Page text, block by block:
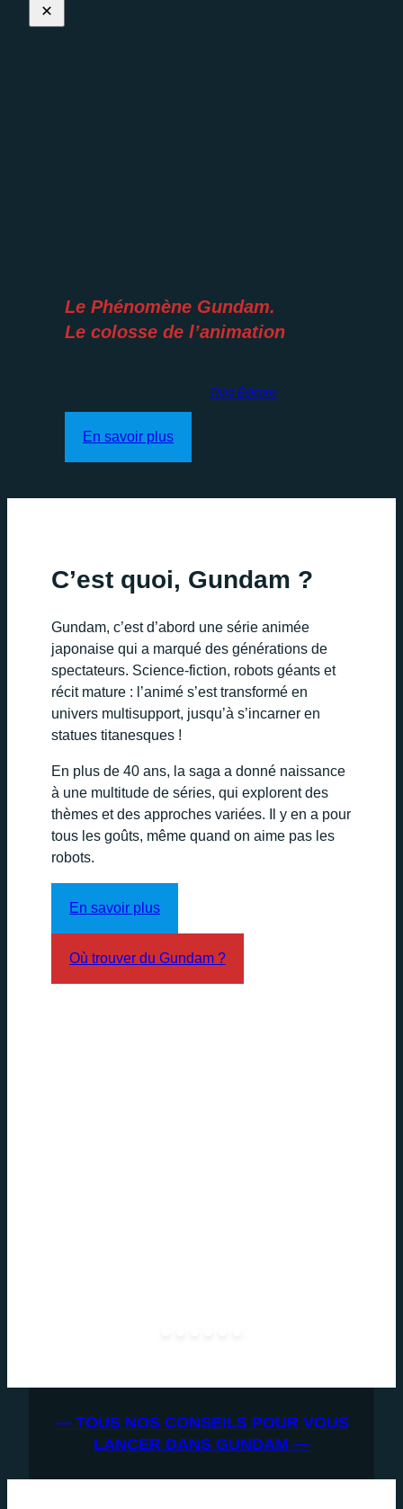
Le Phénomène Gundam.
Le colosse de l’animation
Third Éditions
En savoir plus
C’est quoi, Gundam ?
Gundam, c’est d’abord une série animée
japonaise qui a marqué des générations de
spectateurs. Science-fiction, robots géants et
récit mature : l’animé s’est transformé en
univers multisupport, jusqu’à s’incarner en
statues titanesques !
En plus de 40 ans, la saga a donné naissance
à une multitude de séries, qui explorent des
thèmes et des approches variées. Il y en a pour
tous les goûts, même quand on aime pas les
robots.
En savoir plus
Où trouver du Gundam ?
— TOUS NOS CONSEILS POUR VOUS
LANCER DANS GUNDAM —